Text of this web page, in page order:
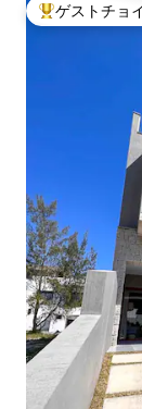
大好評のゲス
ゲストチョ